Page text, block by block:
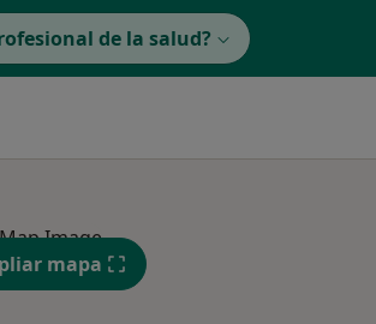
de la salud?
mapa